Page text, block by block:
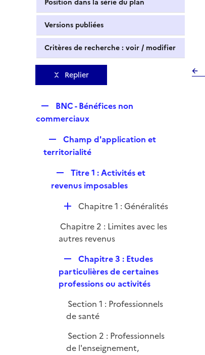
Position dans la série du plan
Versions publiées
Critères de recherche : voir / modifier
Replier
e
l
i
BNC - Bénéfices non
commerciaux
e
l
i
Champ d'application et
territorialité
e
l
i
e
r
Titre 1 : Activités et
revenus imposables
D
p
l
e
r
Chapitre 1 : Généralités
Chapitre 2 : Limites avec les
autres revenus
e
p
i
e
Chapitre 3 : Etudes
particulières de certaines
professions ou activités
Section 1 : Professionnels
de santé
Section 2 : Professionnels
de l'enseignement,